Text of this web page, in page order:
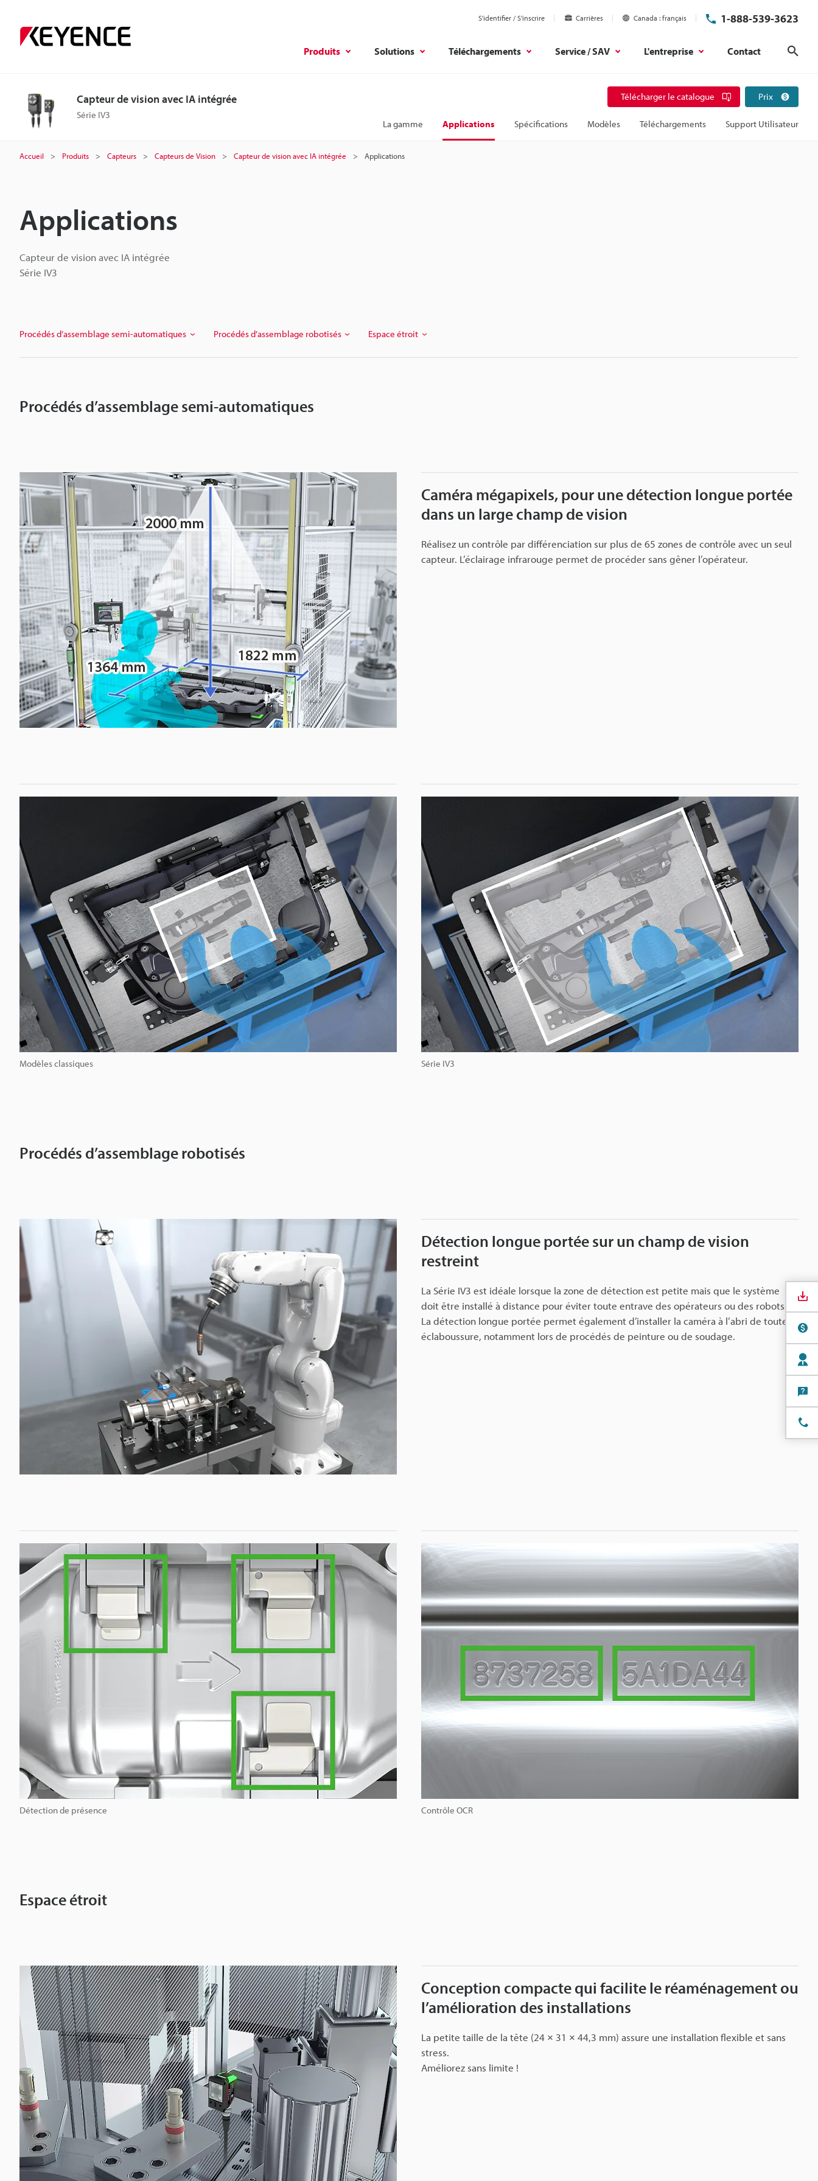
S'identifier / S’inscrire Carrières Canada français 1-888-539-3623
Produits Solutions Téléchargements Service / SAV L'entreprise Contact
Capteur de vision avec IA intégrée
Série IV3
Télécharger le catalogue Prix
La gamme Applications Spécifications Modèles Téléchargements Support Utilisateur
Accueil Produits Capteurs Capteurs de Vision Capteur de vision avec IA intégrée Applications
Applications
Capteur de vision avec IA intégrée
Série IV3
Procédés d’assemblage semi-automatiques Procédés d’assemblage robotisés Espace étroit
Procédés d’assemblage semi-automatiques
Caméra mégapixels, pour une détection longue portée
dans un large champ de vision
Réalisez un contrôle par différenciation sur plus de 65 zones de contrôle avec un seul
capteur. L’éclairage infrarouge permet de procéder sans gêner l’opérateur.
Modèles classiques Série IV3
Procédés d’assemblage robotisés
Détection longue portée sur un champ de vision
restreint
La Série IV3 est idéale lorsque la zone de détection est petite mais que le système
doit être installé à distance pour éviter toute entrave des opérateurs ou des robots.
La détection longue portée permet également d’installer la caméra à l’abri de toute
éclaboussure, notamment lors de procédés de peinture ou de soudage.
Détection de présence Contrôle OCR
Espace étroit
Conception compacte qui facilite le réaménagement ou
l’amélioration des installations
La petite taille de la tête (24 × 31 × 44,3 mm) assure une installation flexible et sans
stress.
Améliorez sans limite !